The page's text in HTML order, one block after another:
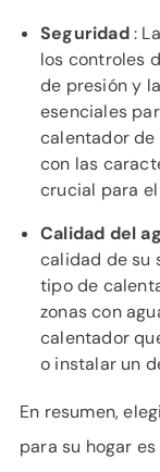
Seguridad:
los controles
de presión y
esenciales
calentador de
con las
crucial para
Calidad del
calidad de su
tipo de
zonas con
calentador
o instalar un
En resumen,
para su hogar